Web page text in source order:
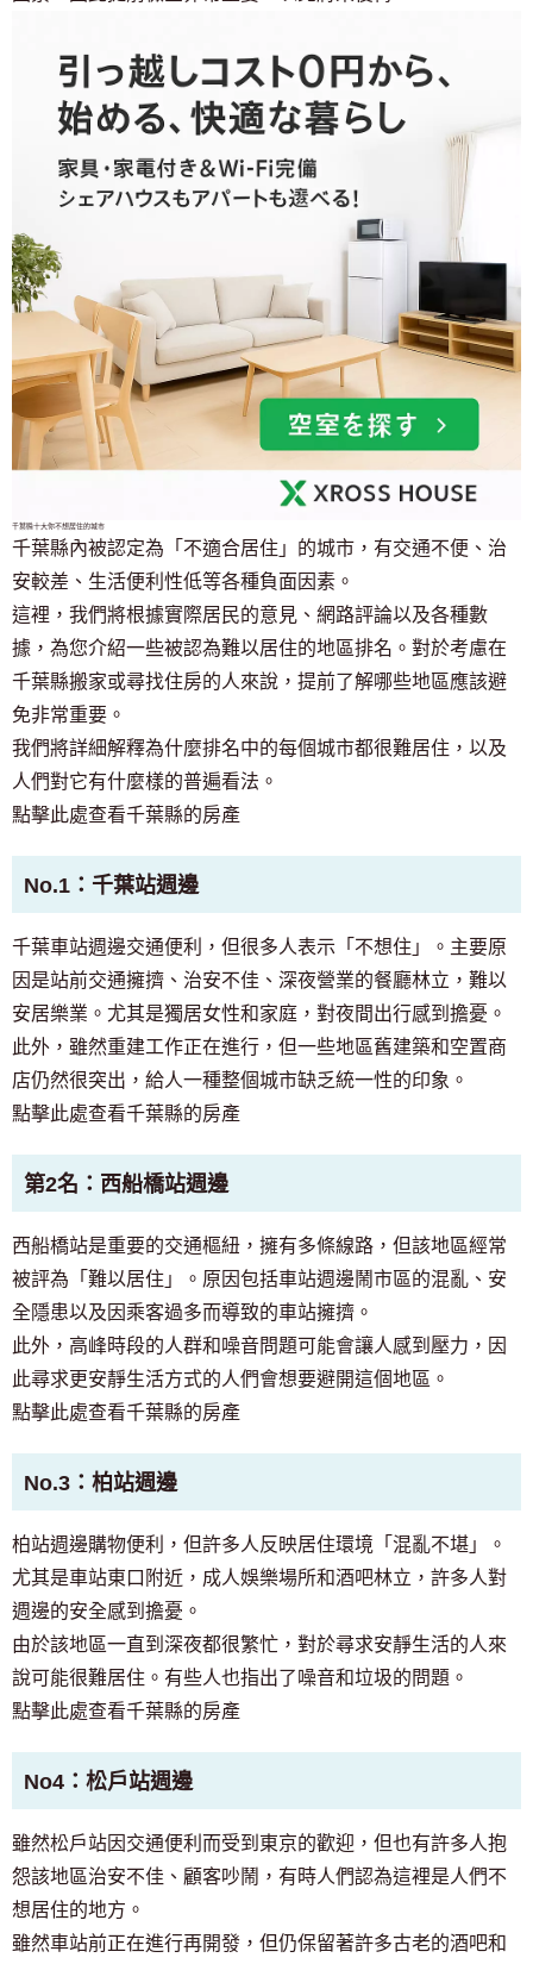
千葉縣十大你不想居住的城市
千葉縣內被認定為「不適合居住」的城市，有交通不便、治
安較差、生活便利性低等各種負面因素。
這裡，我們將根據實際居民的意見、網路評論以及各種數
據，為您介紹一些被認為難以居住的地區排名。對於考慮在
千葉縣搬家或尋找住房的人來說，提前了解哪些地區應該避
免非常重要。
我們將詳細解釋為什麼排名中的每個城市都很難居住，以及
人們對它有什麼樣的普遍看法。
點擊此處查看千葉縣的房產
No.1：千葉站週邊
千葉車站週邊交通便利，但很多人表示「不想住」。主要原
因是站前交通擁擠、治安不佳、深夜營業的餐廳林立，難以
安居樂業。尤其是獨居女性和家庭，對夜間出行感到擔憂。
此外，雖然重建工作正在進行，但一些地區舊建築和空置商
店仍然很突出，給人一種整個城市缺乏統一性的印象。
點擊此處查看千葉縣的房產
第2名：西船橋站週邊
西船橋站是重要的交通樞紐，擁有多條線路，但該地區經常
被評為「難以居住」。原因包括車站週邊鬧市區的混亂、安
全隱患以及因乘客過多而導致的車站擁擠。
此外，高峰時段的人群和噪音問題可能會讓人感到壓力，因
此尋求更安靜生活方式的人們會想要避開這個地區。
點擊此處查看千葉縣的房產
No.3：柏站週邊
柏站週邊購物便利，但許多人反映居住環境「混亂不堪」。
尤其是車站東口附近，成人娛樂場所和酒吧林立，許多人對
週邊的安全感到擔憂。
由於該地區一直到深夜都很繁忙，對於尋求安靜生活的人來
說可能很難居住。有些人也指出了噪音和垃圾的問題。
點擊此處查看千葉縣的房產
No4：松戶站週邊
雖然松戶站因交通便利而受到東京的歡迎，但也有許多人抱
怨該地區治安不佳、顧客吵鬧，有時人們認為這裡是人們不
想居住的地方。
雖然車站前正在進行再開發，但仍保留著許多古老的酒吧和